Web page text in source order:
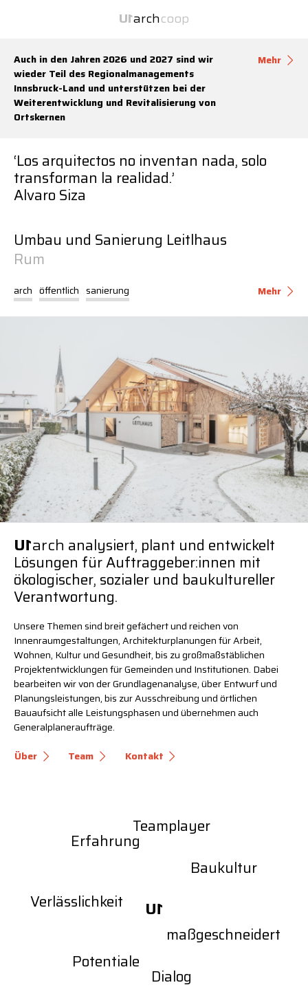
U1archcoop
U1
Projekte
News
Copyright
Datenschutz
U1arch
News
Impressum
U
Projekte
News
Auch in den Jahren 2026 und 2027 sind wir
wieder Teil des Regionalmanagements
Innsbruck-Land und unterstützen bei der
Weiterentwicklung und Revitalisierung von
Ortskernen
Mehr
‘Los arquitectos no inventan nada, solo
transforman la realidad.’
Alvaro Siza
Umbau und Sanierung Leitlhaus
Rum
arch öffentlich sanierung Mehr
U1arch analysiert, plant und entwickelt
Lösungen für Auftraggeber:innen mit
ökologischer, sozialer und baukultureller
Verantwortung.
Unsere Themen sind breit gefächert und reichen von
Innenraumgestaltungen, Architekturplanungen für Arbeit,
Wohnen, Kultur und Gesundheit, bis zu großmaßstäblichen
Projektentwicklungen für Gemeinden und Institutionen. Dabei
bearbeiten wir von der Grundlagenanalyse, über Entwurf und
Planungsleistungen, bis zur Ausschreibung und örtlichen
Bauaufsicht alle Leistungsphasen und übernehmen auch
Generalplaneraufträge.
Über
Team Kontakt
U1
Verlässlichkeit
Erfahrung
Teamplayer
Baukultur
maßgeschneidert
Dialog
Potentiale